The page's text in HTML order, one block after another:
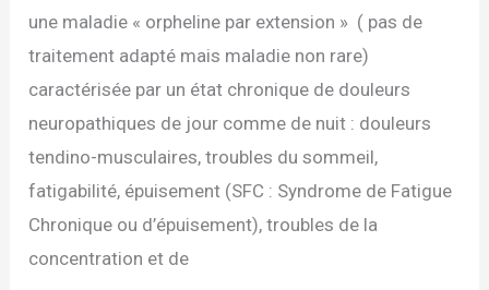
une maladie « orpheline par extension » ( pas de
traitement adapté mais maladie non rare)
caractérisée par un état chronique de douleurs
neuropathiques de jour comme de nuit : douleurs
tendino-musculaires, troubles du sommeil,
fatigabilité, épuisement (SFC : Syndrome de Fatigue
Chronique ou d’épuisement), troubles de la
concentration et de